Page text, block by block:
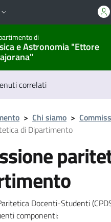
di
e Astronomia "Ettore
correlati
> Chi siamo >
di Dipartimento
Docenti-Studenti
componenti: